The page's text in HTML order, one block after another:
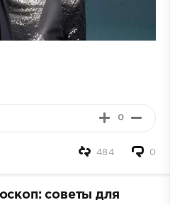
0
0
484
советы для